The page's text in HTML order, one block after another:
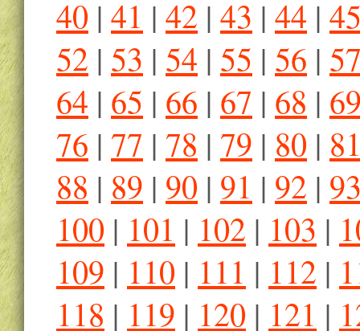
40 | 41 | 42 | 43 | 44 |
52 | 53 | 54 | 55 | 56 |
64 | 65 | 66 | 67 | 68 |
76 | 77 | 78 | 79 | 80 |
88 | 89 | 90 | 91 | 92 |
100 | 101 | 102 | 103 |
109 | 110 | 111 | 112 |
118 | 119 | 120 | 121 |